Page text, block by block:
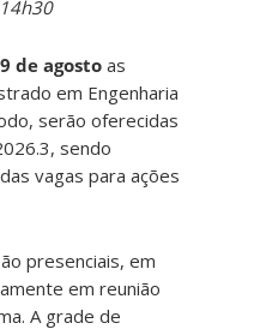
9 de agosto as
em Engenharia
serão oferecidas
sendo
vagas para ações
presenciais, em
em reunião
A grade de